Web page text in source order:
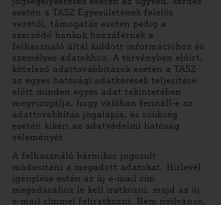
esetén a TASZ Egyesületének felelős
vezetői, támogatás esetén pedig a
szerződő bankok hozzáférnek a
felhasználó által küldött információhoz és
személyes adatokhoz. A törvényben előírt,
kötelező adattovábbítások esetén a TASZ
az egyes hatósági adatkérések teljesítése
előtt minden egyes adat tekintetében
megvizsgálja, hogy valóban fennáll-e az
adattovábbítás jogalapja, és szükség
esetén kikéri az adatvédelmi hatóság
véleményét.
A felhasználó bármikor jogosult
módosítani a megadott adatokat. Hírlevél
igénylése estén az új e-mail cím
megadásához le kell iratkozni, majd az új
e-mail címmel feliratkozni. Nem nyilvános,